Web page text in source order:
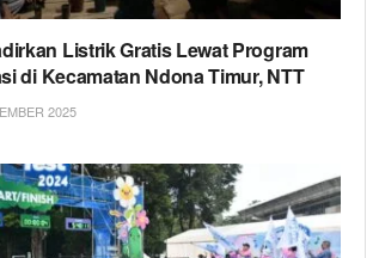
Listrik Gratis Lewat Program
di Kecamatan Ndona Timur, NTT
2025